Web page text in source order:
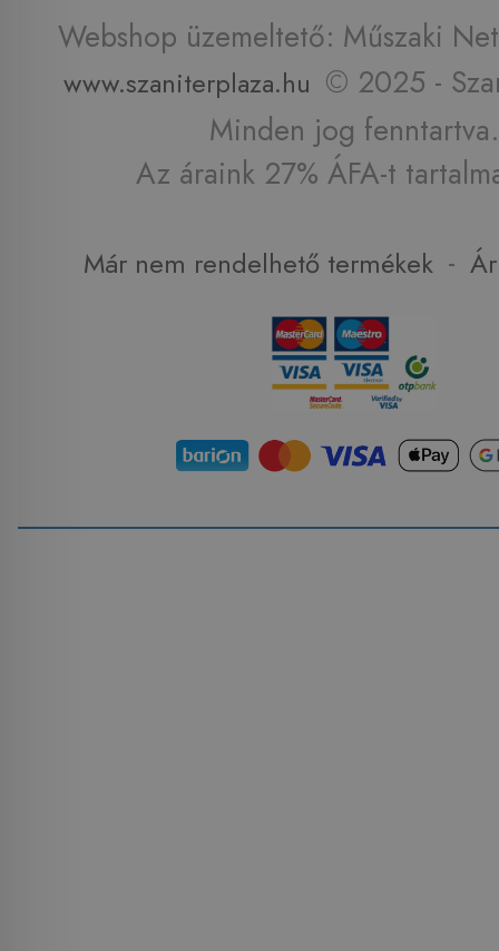
Webshop üzemeltető: Műszaki
www.szaniterplaza.hu © 2025 -
Minden jog fenntartva.
Az áraink 27% ÁFA-t
Már nem rendelhető termékek -